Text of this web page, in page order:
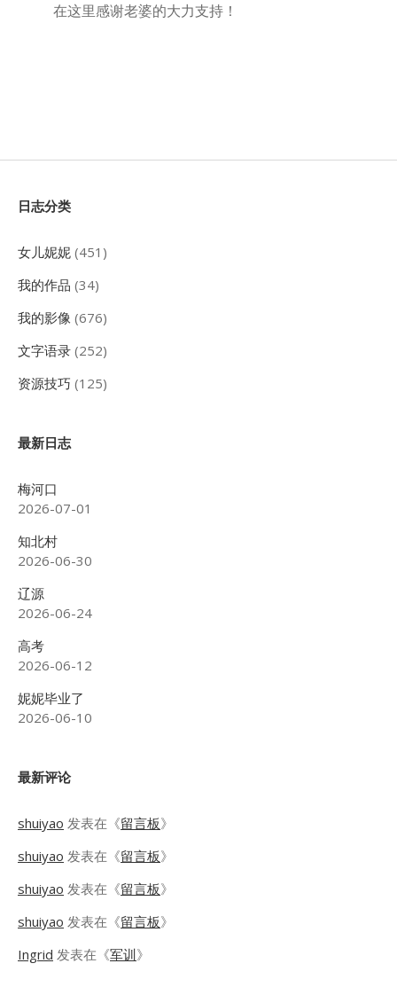
在这里感谢老婆的大力支持！
Sidebar
日志分类
女儿妮妮 (451)
我的作品 (34)
我的影像 (676)
文字语录 (252)
资源技巧 (125)
最新日志
梅河口
2026-07-01
知北村
2026-06-30
辽源
2026-06-24
高考
2026-06-12
妮妮毕业了
2026-06-10
最新评论
shuiyao 发表在《留言板》
shuiyao 发表在《留言板》
shuiyao 发表在《留言板》
shuiyao 发表在《留言板》
Ingrid 发表在《军训》